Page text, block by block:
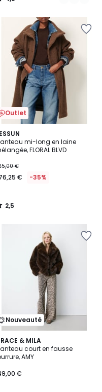
Outlet
mi-long en laine
FLORAL BLVD
€
€ -35%
2,5
5
2,5
Nouveauté
& MILA
court en fausse
AMY
€